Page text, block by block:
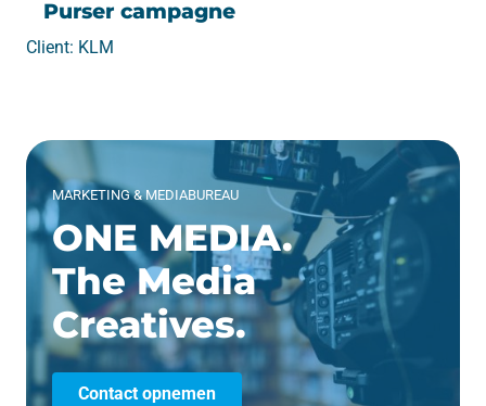
Purser campagne
Client: KLM
MARKETING & MEDIABUREAU
ONE MEDIA.
The Media
Creatives.
Contact opnemen